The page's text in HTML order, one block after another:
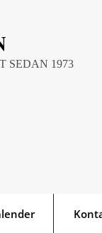
SEDAN 1973